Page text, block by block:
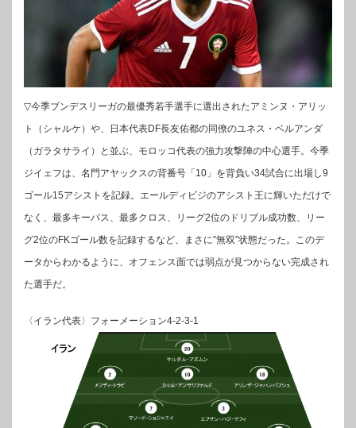
▽今季ブンデスリーガの最優秀若手選手に選出されたアミンヌ・アリッ
ト（シャルケ）や、日本代表DF長友佑都の同僚のユネス・ベルアンダ
（ガラタサライ）と並ぶ、モロッコ代表の強力攻撃陣の中心選手。今季
ジイェフは、名門アヤックスの背番号「10」を背負い34試合に出場し9
ゴール15アシストを記録。エールディビジのアシスト王に輝いただけで
なく、最多キーパス、最多クロス、リーグ2位のドリブル成功数、リー
グ2位のFKゴール数を記録するなど、まさに”無双”状態だった。このデ
ータからわかるように、オフェンス面では弱点が見つからない完成され
た選手だ。
〈イラン代表〉フォーメーション4-2-3-1